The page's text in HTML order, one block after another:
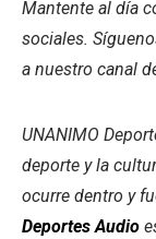
Mantente al día
sociales.
a nuestro canal
UNANIMO
deporte y la
ocurre dentro y
Deportes Audio